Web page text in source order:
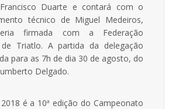
Duarte e contará com o
técnico de Miguel Medeiros,
firmada com a Federação
de Triatlo. A partida da delegação
para as 7h de dia 30 de agosto, do
Delgado.
é a 10ª edição do Campeonato